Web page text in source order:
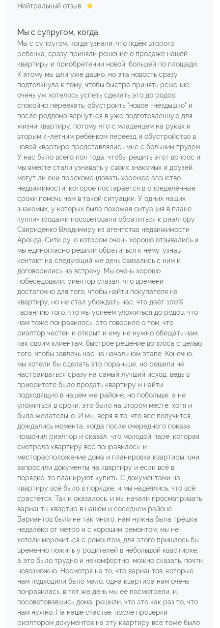
Нейтральный отзыв:
Мы с супругом, когда
Мы с супругом, когда узнали, что ждём второго
ребёнка, сразу приняли решение о продаже нашей
квартиры и приобретении новой, большей по площади.
К этому мы шли уже давно, но эта новость сразу
подтолкнула к тому, чтобы быстро принять решение,
очень уж хотелось успеть сделать это до родов:
спокойно переехать, обустроить "новое гнёздышко" и
после роддома вернуться в уже подготовленную для
жизни квартиру, потому что с младенцем на руках и
вторым 4-летним ребёнком переезд и обустройство в
новой квартире представлялись мне с большим трудом.
У нас было всего пол года, чтобы решить этот вопрос и
мы вместе стали узнавать у своих знакомых и друзей,
могут ли они порекомендовать хорошее агенство
недвижимости, которое постарается в определённые
сроки помочь нам в такой ситуации. У одних наших
знакомых, у которых была похожая ситуация в плане
купли-продажи посоветовали обратиться к риэлтору
Свириденко Владимиру из агентства недвижимости
Аренда-Сити.ру, о котором очень хорошо отзывались и
мы единогласно решили обратиться к нему, узнав
контакт на следующий же день связались с ним и
договорились на встречу. Мы очень хорошо
побеседовали, риелтор сказал, что времени
достаточно для того, чтобы найти покупателя на
квартиру, но не стал убеждать нас, что даёт 100%
гарантию того, что мы успеем уложиться до родов, что
нам тоже понравилось, это говорило о том, что
риэлтор честен и открыт и ему не нужно обещать нам,
как своим клиентам, быстрое решение вопроса с целью
того, чтобы завлечь нас на начальном этапе. Конечно,
мы хотели бы сделать это пораньше, но решили не
настраиваться сразу на самый лучший исход, ведь в
приоритете было продать квартиру и найти
подходящую в нашем же районе, но побольше, а не
уложиться в сроки, это было на втором месте, хотя и
было желательно. И мы, веря в то, что все получится,
дождались момента, когда после очередного показа
позвонил риэлтор и сказал, что молодой паре, которая
смотрела квартиру всё понравилось: и
месторасположение дома и планировка квартиры, они
запросили документы на квартиру и если всё в
порядке, то планируют купить. С документами на
квартиру всё было в порядке, и мы надеялись, что всё
срастётся. Так и оказалось, и мы начали просматривать
варианты квартир в нашем и соседнем районе.
Вариантов было не так много, нам нужна была трёшка
недалёко от метро и с хорошим ремонтом, мы не
хотели морочиться с ремонтом, для этого пришлось бы
временно пожить у родителей в небольшой квартирке,
а это было трудно и некомфортно, можно сказать, почти
невозможно. Несмотря на то, что вариантов, которые
нам подходили было мало, одна квартира нам очень
понравилась, в тот же день мы её посмотрели, и,
посоветовавшись дома, решили, что это как раз то, что
нам нужно. На наше счастье, после проверки
риэлтором документов на эту квартиру всё тоже было